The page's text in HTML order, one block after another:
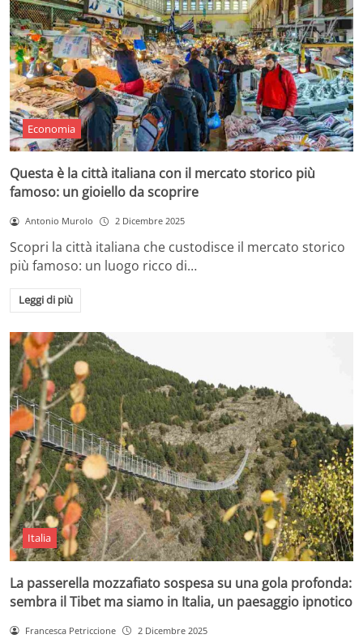
Economia
Questa è la città italiana con il mercato storico più
famoso: un gioiello da scoprire
Antonio Murolo 2 Dicembre 2025
Scopri la città italiana che custodisce il mercato storico
più famoso: un luogo ricco di…
Leggi di più
Italia
La passerella mozzafiato sospesa su una gola profonda:
sembra il Tibet ma siamo in Italia, un paesaggio ipnotico
Francesca Petriccione 2 Dicembre 2025